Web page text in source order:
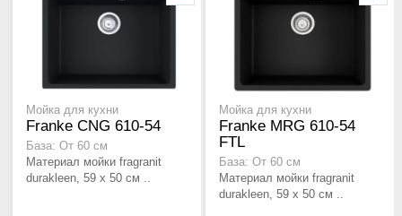
Мойка для кухни
Franke CNG 610-54
База: От 60 см
Материал мойки fragranit
durakleen, 59 x 50 см ..
Мойка для кухни
Franke MRG 610-54
FTL
База: От 60 см
Материал мойки fragranit
durakleen, 59 x 50 см ..